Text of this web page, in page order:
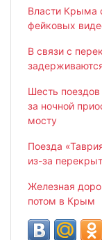
Власти Крыма
фейковых
В связи с
Шесть
за ночной
мосту
Поезда
из-за
Железная
потом в Крым